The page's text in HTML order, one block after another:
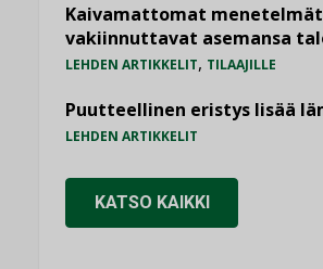
Kaivamattomat menetelmät
vakiinnuttavat asemansa
LEHDEN ARTIKKELIT, TILAAJILLE
Puutteellinen eristys lisää
LEHDEN ARTIKKELIT
KATSO KAIKKI